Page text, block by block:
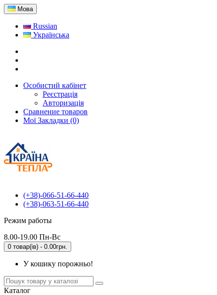
Мова
Russian
Українська
Особистий кабінет
Реєстрація
Авторизація
Сравнение товаров
Мої Закладки (0)
(+38)-066-51-66-440
(+38)-063-51-66-440
Режим работы
8.00-19.00 Пн-Вс
0 товар(ів) - 0.00грн.
У кошику порожньо!
Каталог